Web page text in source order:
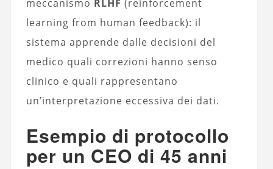
meccanismo RLHF (reinforcement
learning from human feedback): il
sistema apprende dalle decisioni del
medico quali correzioni hanno senso
clinico e quali rappresentano
un’interpretazione eccessiva dei dati.
Esempio di protocollo
per un CEO di 45 anni